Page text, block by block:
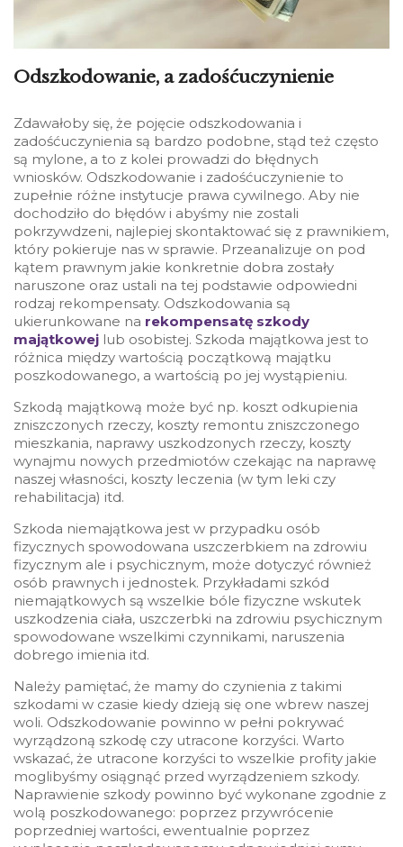
Odszkodowanie, a zadośćuczynienie
Zdawałoby się, że pojęcie odszkodowania i
zadośćuczynienia są bardzo podobne, stąd też często
są mylone, a to z kolei prowadzi do błędnych
wniosków. Odszkodowanie i zadośćuczynienie to
zupełnie różne instytucje prawa cywilnego. Aby nie
dochodziło do błędów i abyśmy nie zostali
pokrzywdzeni, najlepiej skontaktować się z prawnikiem,
który pokieruje nas w sprawie. Przeanalizuje on pod
kątem prawnym jakie konkretnie dobra zostały
naruszone oraz ustali na tej podstawie odpowiedni
rodzaj rekompensaty. Odszkodowania są
ukierunkowane na rekompensatę szkody
majątkowej lub osobistej. Szkoda majątkowa jest to
różnica między wartością początkową majątku
poszkodowanego, a wartością po jej wystąpieniu.
Szkodą majątkową może być np. koszt odkupienia
zniszczonych rzeczy, koszty remontu zniszczonego
mieszkania, naprawy uszkodzonych rzeczy, koszty
wynajmu nowych przedmiotów czekając na naprawę
naszej własności, koszty leczenia (w tym leki czy
rehabilitacja) itd.
Szkoda niemajątkowa jest w przypadku osób
fizycznych spowodowana uszczerbkiem na zdrowiu
fizycznym ale i psychicznym, może dotyczyć również
osób prawnych i jednostek. Przykładami szkód
niemajątkowych są wszelkie bóle fizyczne wskutek
uszkodzenia ciała, uszczerbki na zdrowiu psychicznym
spowodowane wszelkimi czynnikami, naruszenia
dobrego imienia itd.
Należy pamiętać, że mamy do czynienia z takimi
szkodami w czasie kiedy dzieją się one wbrew naszej
woli. Odszkodowanie powinno w pełni pokrywać
wyrządzoną szkodę czy utracone korzyści. Warto
wskazać, że utracone korzyści to wszelkie profity jakie
moglibyśmy osiągnąć przed wyrządzeniem szkody.
Naprawienie szkody powinno być wykonane zgodnie z
wolą poszkodowanego: poprzez przywrócenie
poprzedniej wartości, ewentualnie poprzez